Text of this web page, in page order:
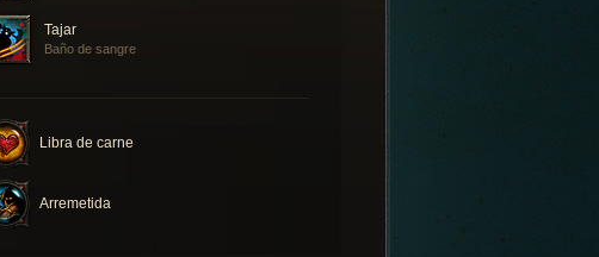
Tajar
Baño de sangre
Libra de carne
Arremetida